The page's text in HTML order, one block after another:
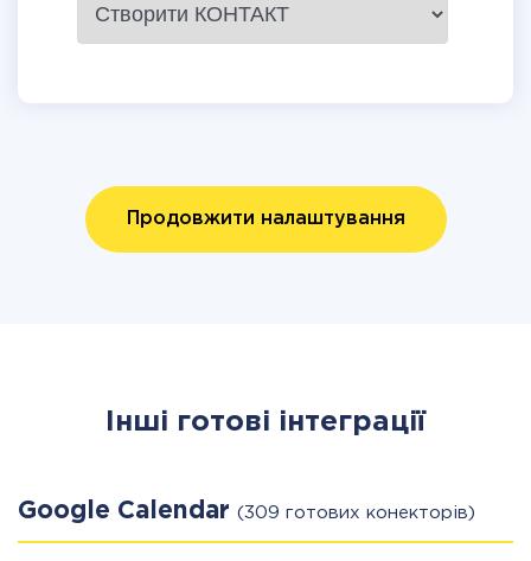
Продовжити налаштування
Інші готові інтеграції
Google Calendar (309 готових конекторів)